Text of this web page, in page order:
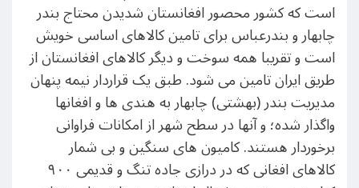
است که کشور محصور افغانستان شدیدن محتاج بندر
چابهار و بندرعباس برای تامین کالاهای اساسی خویش
است و تقریبا همه سوخت و دیگر کالاهای افغانستان از
طریق ایران تامین می شود. طبق یک قراردار نیمه پنهان
مدیریت بندر (بهشتی) چابهار به هندی ها و افغانها
واگذار شده؛ و آنها در سطح شهر از امکانات فراوانی
برخوردار هستند. کامیون های سنگین و بی شمار
کالاهای افغانی که در درازی جاده تنگ و قدیمی ٩٠٠